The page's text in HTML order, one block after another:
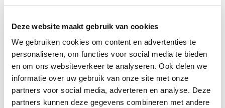
Deze website maakt gebruik van cookies
We gebruiken cookies om content en advertenties te
personaliseren, om functies voor social media te bieden
en om ons websiteverkeer te analyseren. Ook delen we
informatie over uw gebruik van onze site met onze
partners voor social media, adverteren en analyse. Deze
partners kunnen deze gegevens combineren met andere